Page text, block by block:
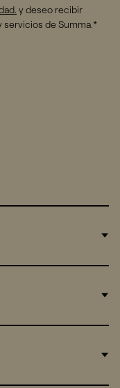
. y deseo recibir
de Summa.*